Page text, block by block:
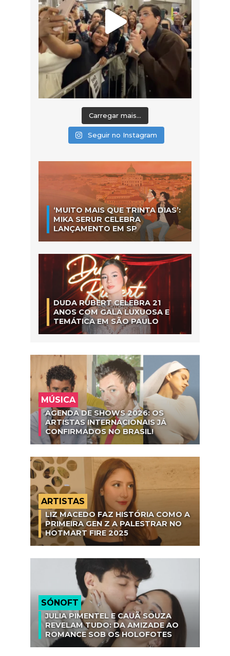
Carregar mais...
Seguir no Instagram
‘MUITO MAIS QUE TRINTA DIAS’:
MIKA SERUR CELEBRA
LANÇAMENTO EM SP
DUDA RUBERT CELEBRA 21
ANOS COM GALA LUXUOSA E
TEMÁTICA EM SÃO PAULO
MÚSICA
AGENDA DE SHOWS 2026: OS
ARTISTAS INTERNACIONAIS JÁ
CONFIRMADOS NO BRASIL!
ARTISTAS
LIZ MACEDO FAZ HISTÓRIA COMO A
PRIMEIRA GEN Z A PALESTRAR NO
HOTMART FIRE 2025
SÓNOFT
JULIA PIMENTEL E CAUÃ SOUZA
REVELAM TUDO: DA AMIZADE AO
ROMANCE SOB OS HOLOFOTES